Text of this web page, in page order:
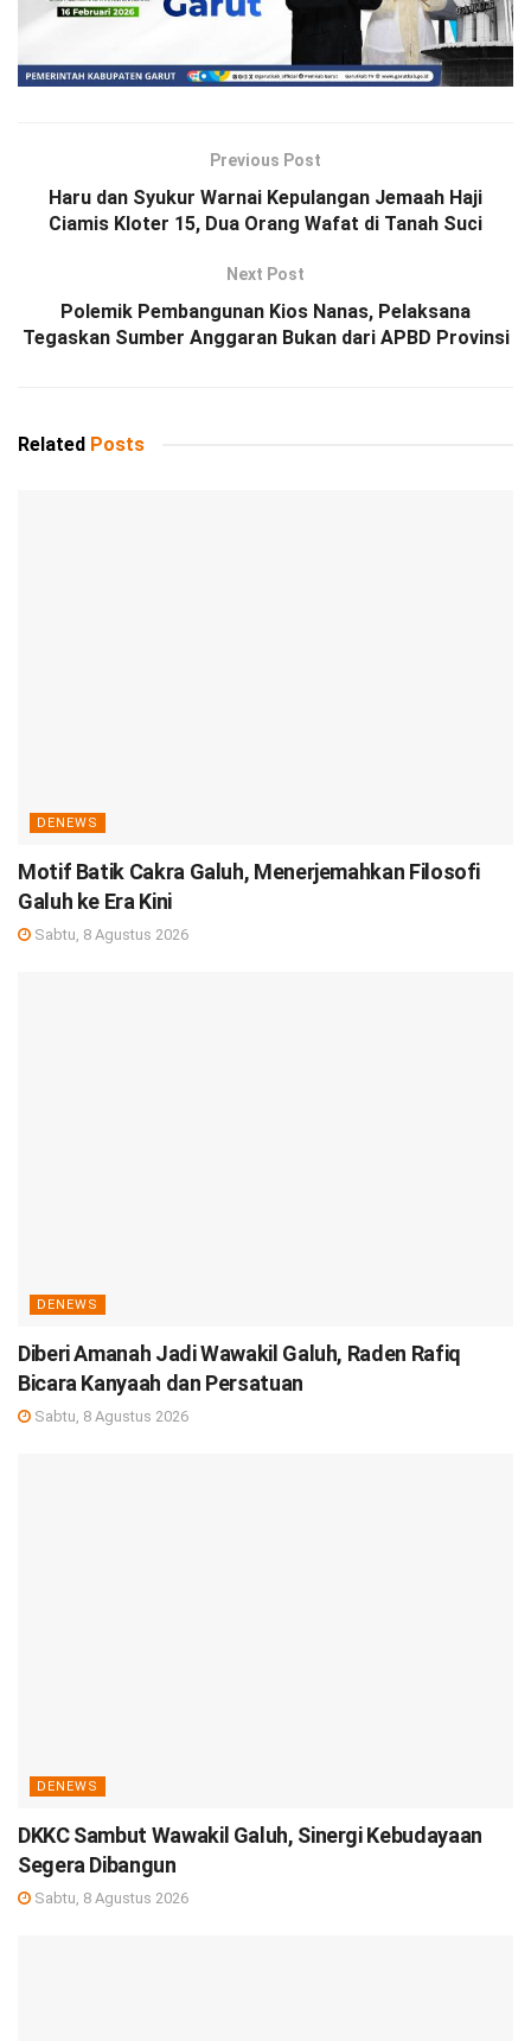
Previous Post
Haru dan Syukur Warnai Kepulangan Jemaah Haji
Ciamis Kloter 15, Dua Orang Wafat di Tanah Suci
Next Post
Polemik Pembangunan Kios Nanas, Pelaksana
Tegaskan Sumber Anggaran Bukan dari APBD Provinsi
Related Posts
DENEWS
Motif Batik Cakra Galuh, Menerjemahkan Filosofi
Galuh ke Era Kini
Sabtu, 8 Agustus 2026
DENEWS
Diberi Amanah Jadi Wawakil Galuh, Raden Rafiq
Bicara Kanyaah dan Persatuan
Sabtu, 8 Agustus 2026
DENEWS
DKKC Sambut Wawakil Galuh, Sinergi Kebudayaan
Segera Dibangun
Sabtu, 8 Agustus 2026